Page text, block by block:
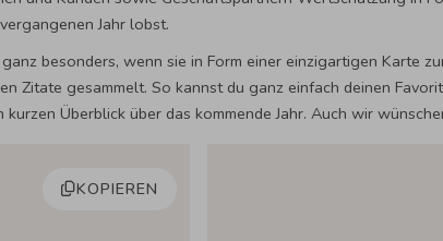
Jahr lobst.
besonders, wenn sie in Form einer einzigartigen Karte
Zitate gesammelt. So kannst du ganz einfach deinen
Überblick über das kommende Jahr. Auch wir
KOPIEREN